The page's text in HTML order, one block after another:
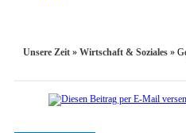
Unsere Zeit » Wirtschaft & Soziales »